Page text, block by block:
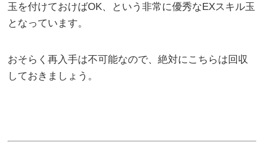
玉を付けておけばOK、という非常に優秀なEXスキル玉
となっています。
おそらく再入手は不可能なので、絶対にこちらは回収
しておきましょう。